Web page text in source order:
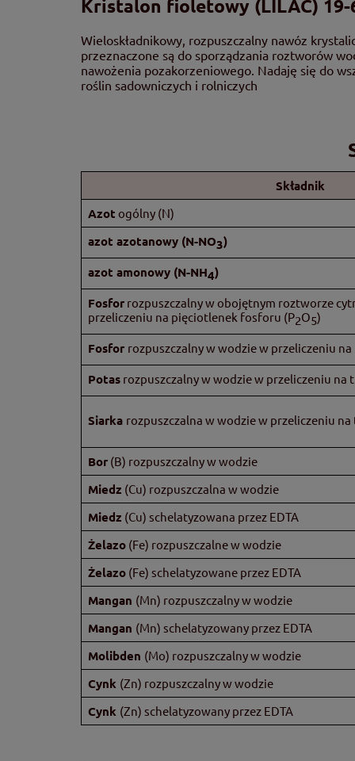
Kristalon fioletowy (LILAC) 19-
Wieloskładnikowy, rozpuszczalny nawóz
przeznaczone są do sporządzania roztworów
nawożenia pozakorzeniowego. Nadaję się do
roślin sadowniczych i rolniczych
Składnik
Azot ogólny (N)
azot azotanowy (N-NO3)
azot amonowy (N-NH4)
Fosfor rozpuszczalny w obojętnym roztworze
przeliczeniu na pięciotlenek fosforu (P2O5)
Fosfor rozpuszczalny w wodzie w przeliczeniu
Potas rozpuszczalny w wodzie w przeliczeniu na
Siarka rozpuszczalna w wodzie w przeliczeniu
Bor (B) rozpuszczalny w wodzie
Miedz (Cu) rozpuszczalna w wodzie
Miedz (Cu) schelatyzowana przez EDTA
Żelazo (Fe) rozpuszczalne w wodzie
Żelazo (Fe) schelatyzowane przez EDTA
Mangan (Mn) rozpuszczalny w wodzie
Mangan (Mn) schelatyzowany przez EDTA
Molibden (Mo) rozpuszczalny w wodzie
Cynk (Zn) rozpuszczalny w wodzie
Cynk (Zn) schelatyzowany przez EDTA